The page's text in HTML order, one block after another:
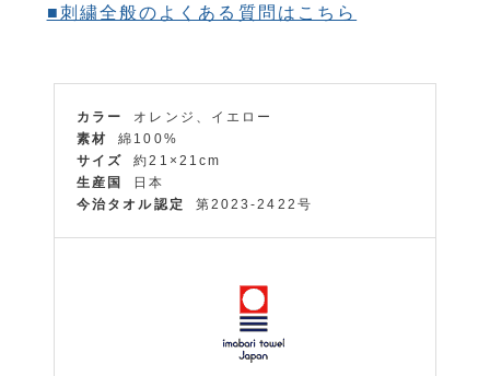
■刺繍全般のよくある質問はこちら
カラー
オレンジ、イエロー
素材
綿100%
サイズ
約21×21cm
生産国
日本
今治タオル認定
第2023-2422号